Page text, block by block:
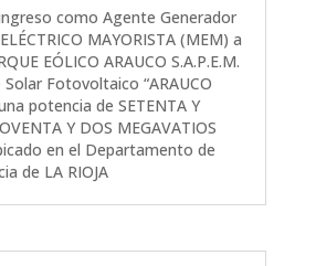
como Agente Generador
MAYORISTA (MEM) a
EÓLICO ARAUCO S.A.P.E.M.
Fotovoltaico “ARAUCO
potencia de SETENTA Y
Y DOS MEGAVATIOS
en el Departamento de
de LA RIOJA